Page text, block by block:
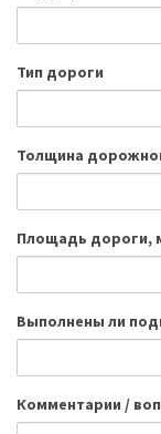
Тип дороги
Толщина
Площадь дороги,
Выполнены ли
Комментарии /